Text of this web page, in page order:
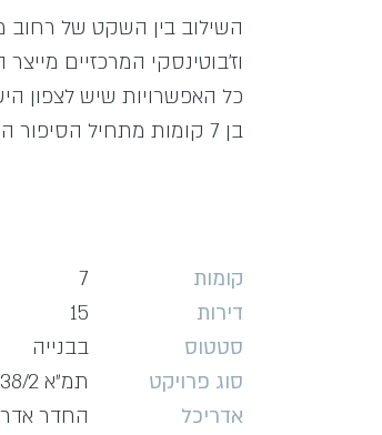
השילוב בין השקט של רחוב
וז'בוטינסקי המרכזיים
כל האפשרויות שיש לצפון
בן 7 קומות מתחיל הסיפור התל אביבי החדש שלכם.
קומות
דירות
סטטוס
בבנייה
סוג פרויקט
תמ״א 38/2
אדריכל
החדר